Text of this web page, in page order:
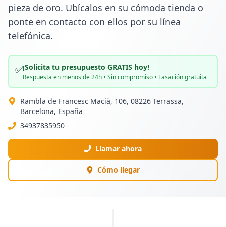
pieza de oro. Ubícalos en su cómoda tienda o
ponte en contacto con ellos por su línea
telefónica.
✅¡Solicita tu presupuesto GRATIS hoy!
Respuesta en menos de 24h • Sin compromiso • Tasación gratuita
Rambla de Francesc Macià, 106, 08226 Terrassa,
Barcelona, España
34937835950
Llamar ahora
Cómo llegar